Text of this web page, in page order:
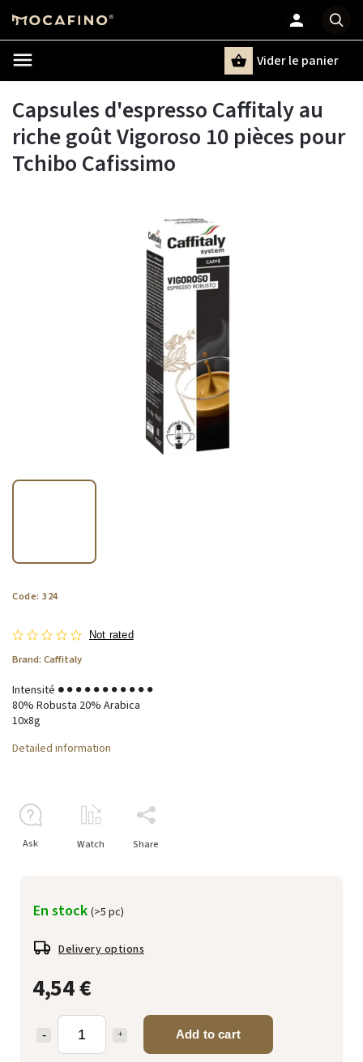
Chercher
Vider le panier
Capsules d'espresso Caffitaly au
riche goût Vigoroso 10 pièces pour
Tchibo Cafissimo
Code: 324
Not rated
Brand: Caffitaly
4,54 €
Add to cart
En stock (>5 pc)
Delivery options
Intensité ● ● ● ● ● ● ● ● ● ● ●
80% Robusta 20% Arabica
10x8g
Detailed information
Ask Watch Share